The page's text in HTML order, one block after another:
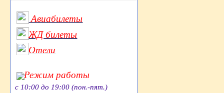
Авиабилеты
ЖД билеты
Отели
Режим работы
с 10:00 до 19:00 (пон.-пят.)